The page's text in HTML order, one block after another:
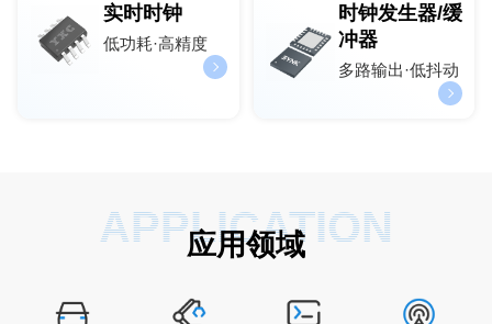
实时时钟
低功耗·高精度
时钟发生器/缓
冲器
多路输出·低抖动
APPLICATION
应用领域